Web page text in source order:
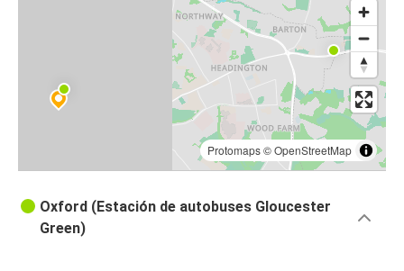
Aeropuerto de Birmingham
Aeropuerto de Birmingham
Protomaps©OpenStreetMap
Oxford (Estación de autobuses Gloucester
Green)